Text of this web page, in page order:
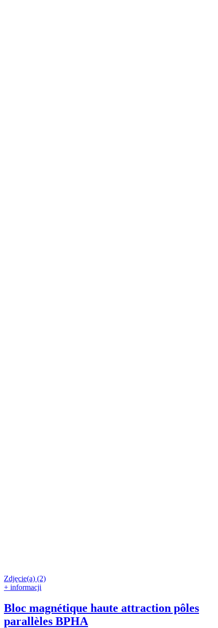
Zdjęcie(a) (2)
+ informacji
Bloc magnétique haute attraction pôles
parallèles BPHA